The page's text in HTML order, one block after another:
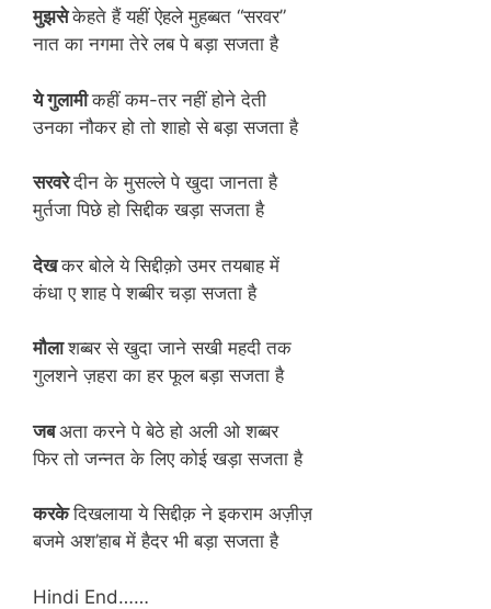
मुझसेकेहते हैं यहीं ऐहले मुहब्बत “सरवर”
नात का नगमा तेरे लब पे बड़ा सजता है
ये गुलामीकहीं कम-तर नहीं होने देती
उनका नौकर हो तो शाहो से बड़ा सजता है
सरवरेदीन के मुसल्ले पे खुदा जानता है
मुर्तजा पिछे हो सिद्दीक खड़ा सजता है
देखकर बोले ये सिद्दीक़ो उमर तयबाह में
कंधा ए शाह पे शब्बीर चड़ा सजता है
मौलाशब्बर से खुदा जाने सखी महदी तक
गुलशने ज़हरा का हर फूल बड़ा सजता है
जबअता करने पे बेठे हो अली ओ शब्बर
फिर तो जन्नत के लिए कोई खड़ा सजता है
करकेदिखलाया ये सिद्दीक़ ने इकराम अज़ीज़
बजमे अश’हाब में हैदर भी बड़ा सजता है
Hindi End……